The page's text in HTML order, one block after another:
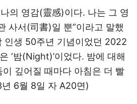
의 영감(靈感)이다. 나는 그 영
사서(司書)일 뿐”이라고 말했
인생 50주년 기념이었던 2022
‘밤(Night)’이었다. 밤에 대해
이 깊어질 때마다 아침은 더 빨
6월 8일 자 A20면)